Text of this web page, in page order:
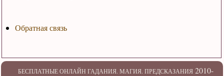
Обратная связь
БЕСПЛАТНЫЕ ОНЛАЙН ГАДАНИЯ. МАГИЯ. ПРЕДСКАЗАНИЯ2010-